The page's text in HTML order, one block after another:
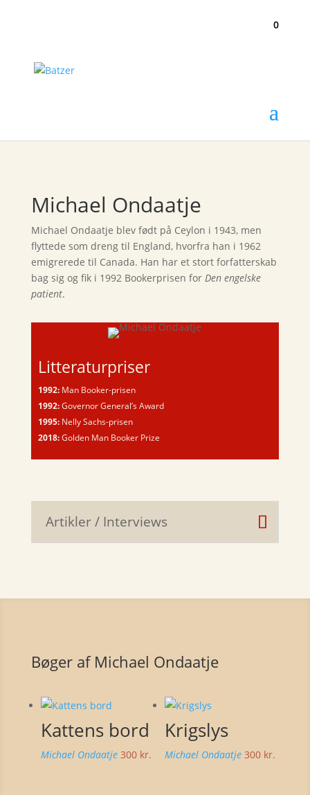
0
Michael Ondaatje
Michael Ondaatje blev født på Ceylon i 1943, men
flyttede som dreng til England, hvorfra han i 1962
emigrerede til Canada. Han har et stort forfatterskab
bag sig og fik i 1992 Bookerprisen for Den engelske
patient.
Litteraturpriser
1992:Man Booker-prisen
1992:Governor General’s Award
1995:Nelly Sachs-prisen
2018:Golden Man Booker Prize
Artikler / Interviews
Bøger af Michael Ondaatje
Kattens bord
Michael Ondaatje 300 kr.
Krigslys
Michael Ondaatje 300 kr.